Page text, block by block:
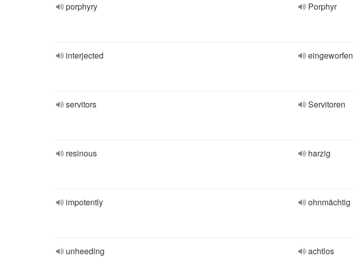
porphyry Porphyr
interjected eingeworfen
servitors Servitoren
resinous harzig
impotently ohnmächtig
unheeding achtlos